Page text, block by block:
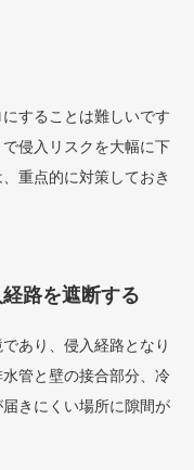
することは難しいです
侵入リスクを大幅に下
重点的に対策しておき
路を遮断する
あり、侵入経路となり
管と壁の接合部分、冷
きにくい場所に隙間が